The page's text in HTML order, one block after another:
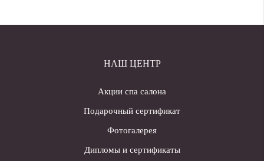
НАШ ЦЕНТР
Акции спа салона
Подарочный сертификат
Фотогалерея
Дипломы и сертификаты